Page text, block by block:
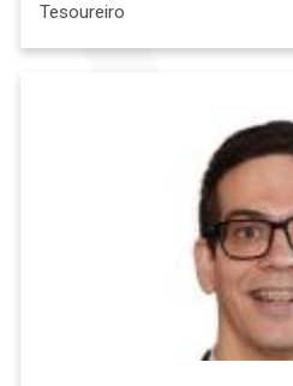
Tesoureiro